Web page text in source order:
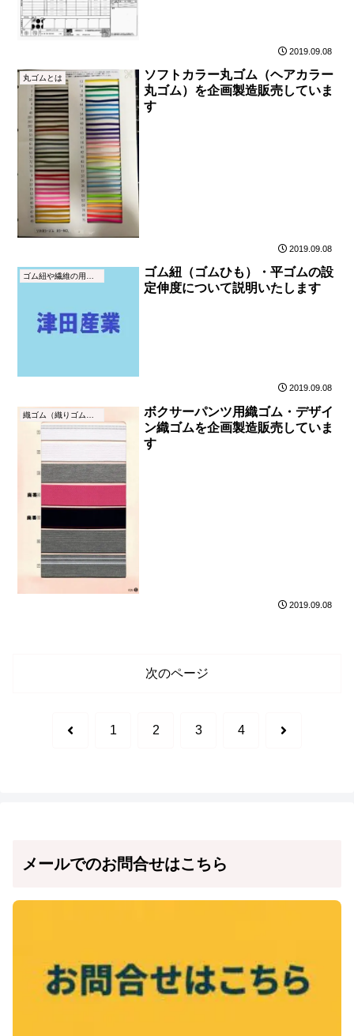
2019.09.08
丸ゴムとは
ソフトカラー丸ゴム（ヘアカラー
丸ゴム）を企画製造販売していま
す
2019.09.08
ゴム紐（ゴムひも）・平ゴムの設
定伸度について説明いたします
2019.09.08
ボクサーパンツ用織ゴム・デザイ
ン織ゴムを企画製造販売していま
す
2019.09.08
次のページ
前 1 2 3 4 次
メールでのお問合せはこちら